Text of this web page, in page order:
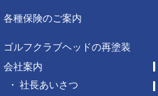
各種保険のご案内
ゴルフクラブヘッドの再塗装
会社案内
社長あいさつ